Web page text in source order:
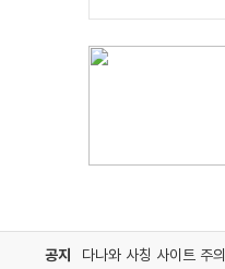
공지 다나와 사칭 사이트 주